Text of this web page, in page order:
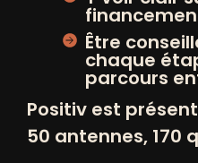
Forum emploi et
26/11/2025 de
7 Avenue de St
France
Être
chaque
parcours
Positiv est
50 antennes, 170